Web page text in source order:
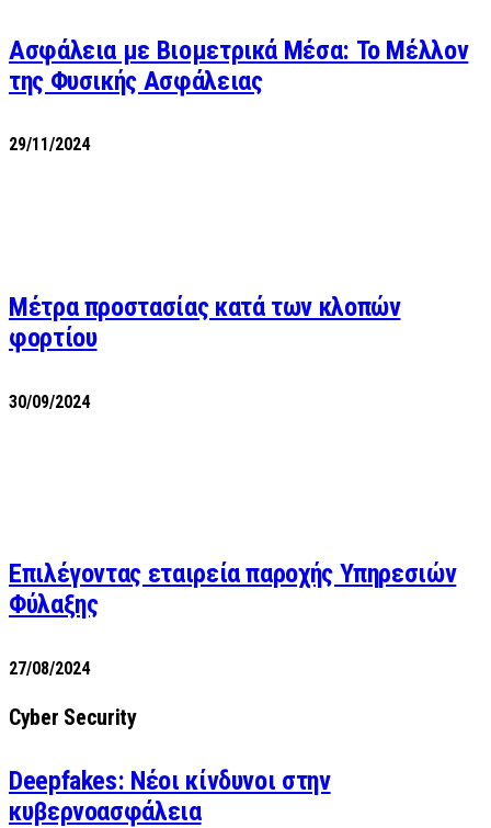
Ασφάλεια με Βιομετρικά Μέσα: Το Μέλλον
της Φυσικής Ασφάλειας
29/11/2024
Μέτρα προστασίας κατά των κλοπών
φορτίου
30/09/2024
Επιλέγοντας εταιρεία παροχής Υπηρεσιών
Φύλαξης
27/08/2024
Cyber Security
Deepfakes: Νέοι κίνδυνοι στην
κυβερνοασφάλεια